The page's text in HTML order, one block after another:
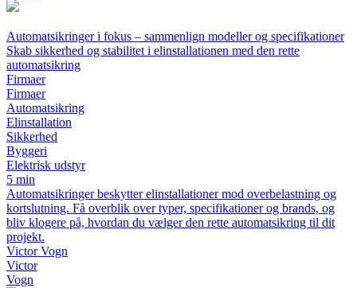
Automatsikringer i fokus – sammenlign modeller og specifikationer
Skab sikkerhed og stabilitet i elinstallationen med den rette
automatsikring
Firmaer
Firmaer
Automatsikring
Elinstallation
Sikkerhed
Byggeri
Elektrisk udstyr
5 min
Automatsikringer beskytter elinstallationer mod overbelastning og
kortslutning. Få overblik over typer, specifikationer og brands, og
bliv klogere på, hvordan du vælger den rette automatsikring til dit
projekt.
Victor Vogn
Victor
Vogn